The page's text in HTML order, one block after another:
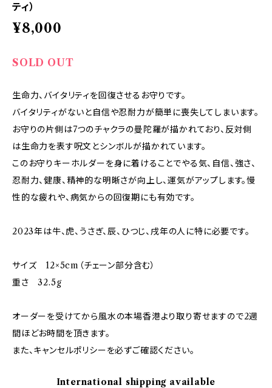
ティ）
¥8,000
SOLD OUT
生命力、バイタリティを回復させるお守りです。
バイタリティがないと自信や忍耐力が簡単に喪失してしまいます。
お守りの片側は7つのチャクラの曼陀羅が描かれており、反対側
は生命力を表す呪文とシンボルが描かれています。
このお守りキーホルダーを身に着けることでやる気、自信、強さ、
忍耐力、健康、精神的な明晰さが向上し、運気がアップします。慢
性的な疲れや、病気からの回復期にも有効です。
2023年は牛、虎、うさぎ、辰、ひつじ、戌年の人に特に必要です。
サイズ 12×5cm（チェーン部分含む）
重さ 32.5g
オーダーを受けてから風水の本場香港より取り寄せますので2週
間ほどお時間を頂きます。
また、キャンセルポリシーを必ずご確認ください。
International shipping available